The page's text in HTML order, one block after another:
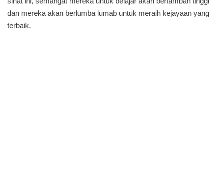
dan mereka akan berlumba lumab untuk meraih kejayaan yang
terbaik.